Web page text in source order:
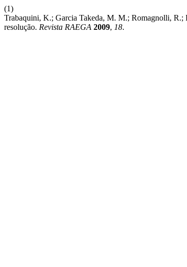
(1)
Trabaquini, K.; Garcia Takeda, M. M.; Romagnolli, R.;
resolução. Revista RAEGA 2009, 18.